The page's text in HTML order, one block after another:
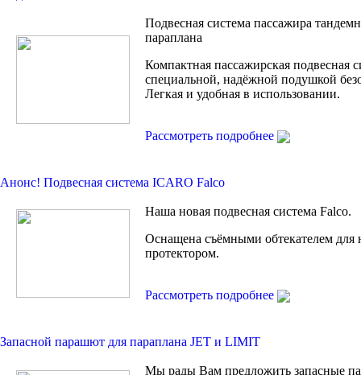
Подвесная система пассажира
параплана
Компактная пассажирская подвесная
специальной, надёжной подушкой
Легкая и удобная в использовании.
Рассмотреть подробнее
Анонс! Подвесная сиcтема ICARO Falco
Наша новая подвесная система Falco.
Оснащена съёмными обтекателем для
протектором.
Рассмотреть подробнее
Запасной парашют для параплана JET и LIMIT
Мы рады Вам предложить запасные